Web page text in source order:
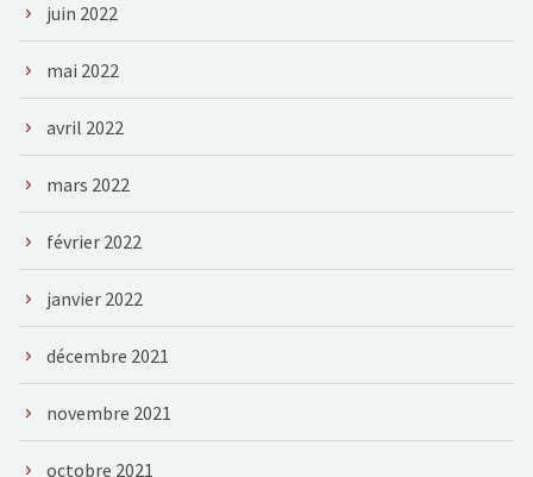
juin 2022
mai 2022
avril 2022
mars 2022
février 2022
janvier 2022
décembre 2021
novembre 2021
octobre 2021